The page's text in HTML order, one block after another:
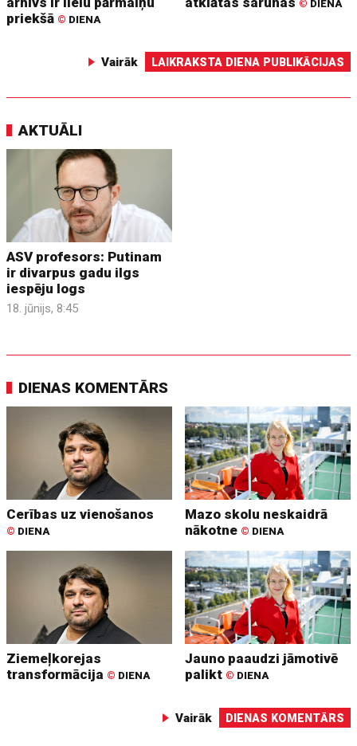
priekšā © DIENA
© DIENA
Vairāk LAIKRAKSTA DIENA PUBLIKĀCIJAS
AKTUĀLI
ASV profesors: Putinam
ir divarpus gadu ilgs
iespēju logs
18. jūnijs, 8:45
DIENAS KOMENTĀRS
Cerības uz vienošanos
© DIENA
Mazo skolu neskaidrā
nākotne © DIENA
Ziemeļkorejas
transformācija © DIENA
Jauno paaudzi jāmotivē
palikt © DIENA
Vairāk DIENAS KOMENTĀRS